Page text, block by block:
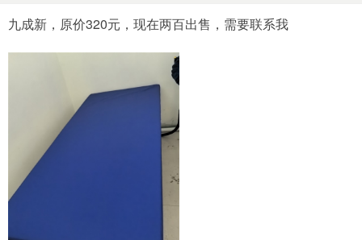
九成新，原价320元，现在两百出售，需要联系我